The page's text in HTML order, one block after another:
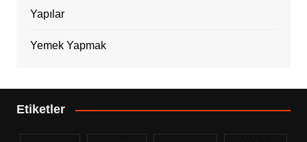
Yapılar
Yemek Yapmak
Etiketler